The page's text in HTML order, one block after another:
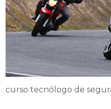
curso tecnólogo de